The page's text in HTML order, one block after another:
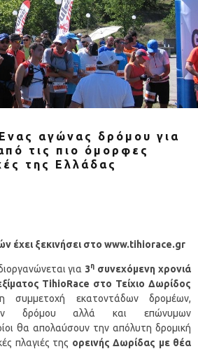
αγώνας δρόμου για
τις πιο όμορφες
της Ελλάδας
έχει ξεκινήσει στο www.tihiorace.gr
για 3η συνεχόμενη χρονιά
TihioRace στο Τείχιο Δωρίδος
εκατοντάδων δρομέων,
δρόμου αλλά και επώνυμων
θα απολαύσουν την απόλυτη δρομική
πλαγιές της ορεινής Δωρίδας με θέα